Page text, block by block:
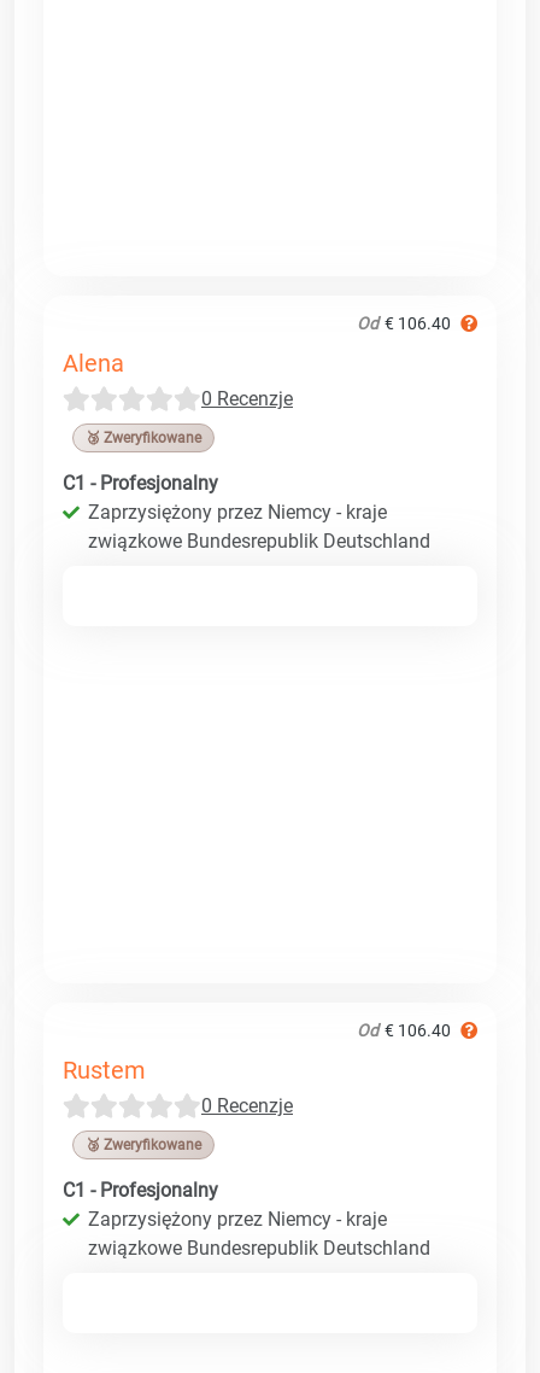
Od € 106.40
Alena
0 Recenzje
🥉 Zweryfikowane
C1 - Profesjonalny
Zaprzysiężony przez Niemcy - kraje
związkowe Bundesrepublik Deutschland
Od € 106.40
Rustem
0 Recenzje
🥉 Zweryfikowane
C1 - Profesjonalny
Zaprzysiężony przez Niemcy - kraje
związkowe Bundesrepublik Deutschland